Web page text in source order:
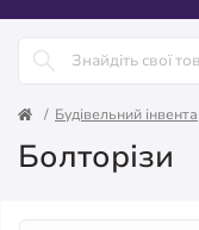
Будівельний
Болторізи